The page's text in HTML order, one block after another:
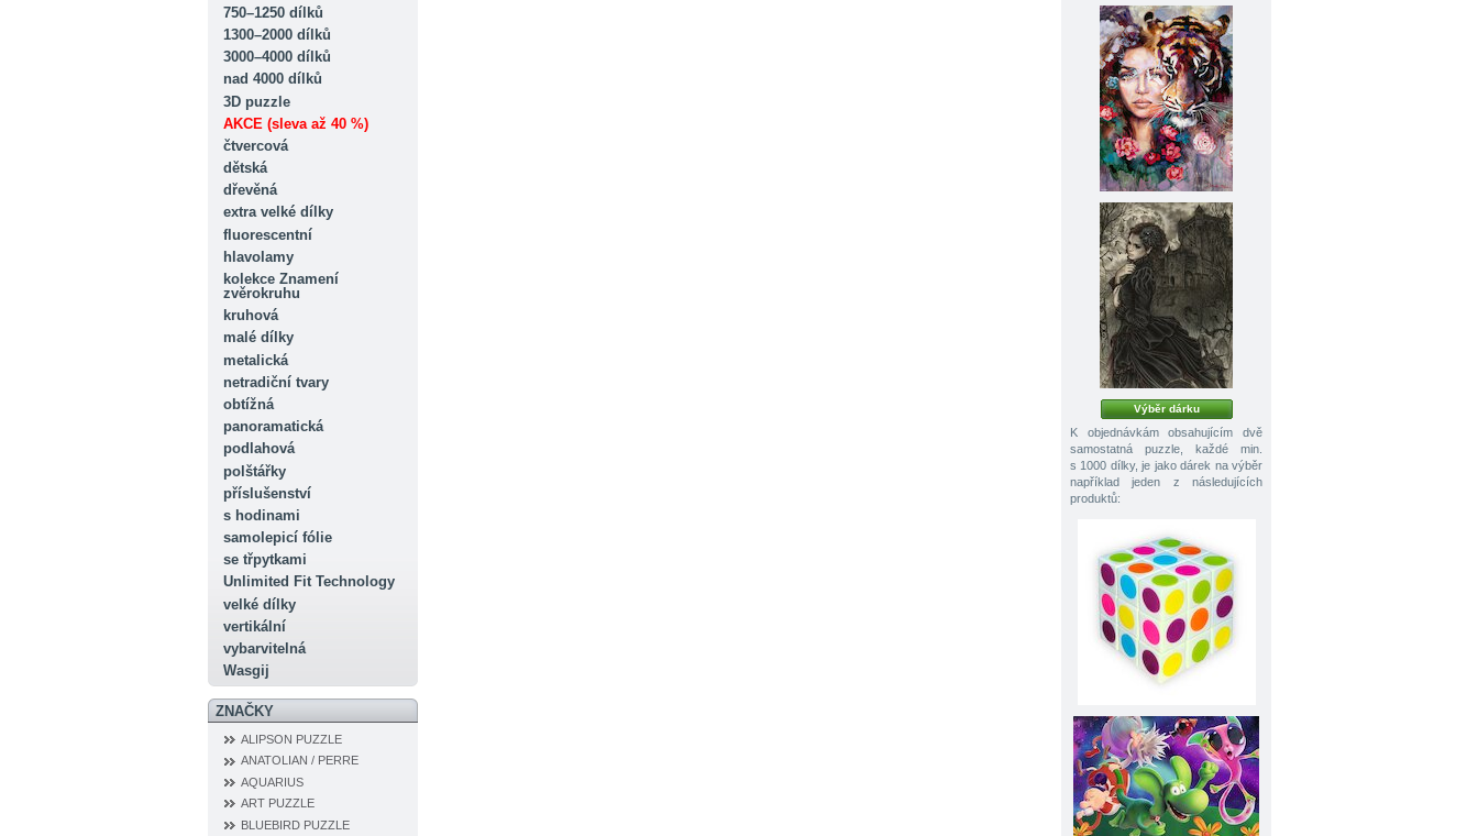
750–1250 dílků
1300–2000 dílků
3000–4000 dílků
nad 4000 dílků
3D puzzle
AKCE (sleva až 40 %)
čtvercová
dětská
dřevěná
extra velké dílky
fluorescentní
hlavolamy
kolekce Znamení
zvěrokruhu
kruhová
malé dílky
metalická
netradiční tvary
obtížná
panoramatická
podlahová
polštářky
příslušenství
s hodinami
samolepicí fólie
se třpytkami
Unlimited Fit Technology
velké dílky
vertikální
vybarvitelná
Wasgij
ZNAČKY
ALIPSON PUZZLE
ANATOLIAN / PERRE
AQUARIUS
ART PUZZLE
BLUEBIRD PUZZLE
Výběr dárku
K objednávkám obsahujícím dvě
samostatná puzzle, každé min.
s 1000 dílky, je jako dárek na výběr
například jeden z následujících
produktů: